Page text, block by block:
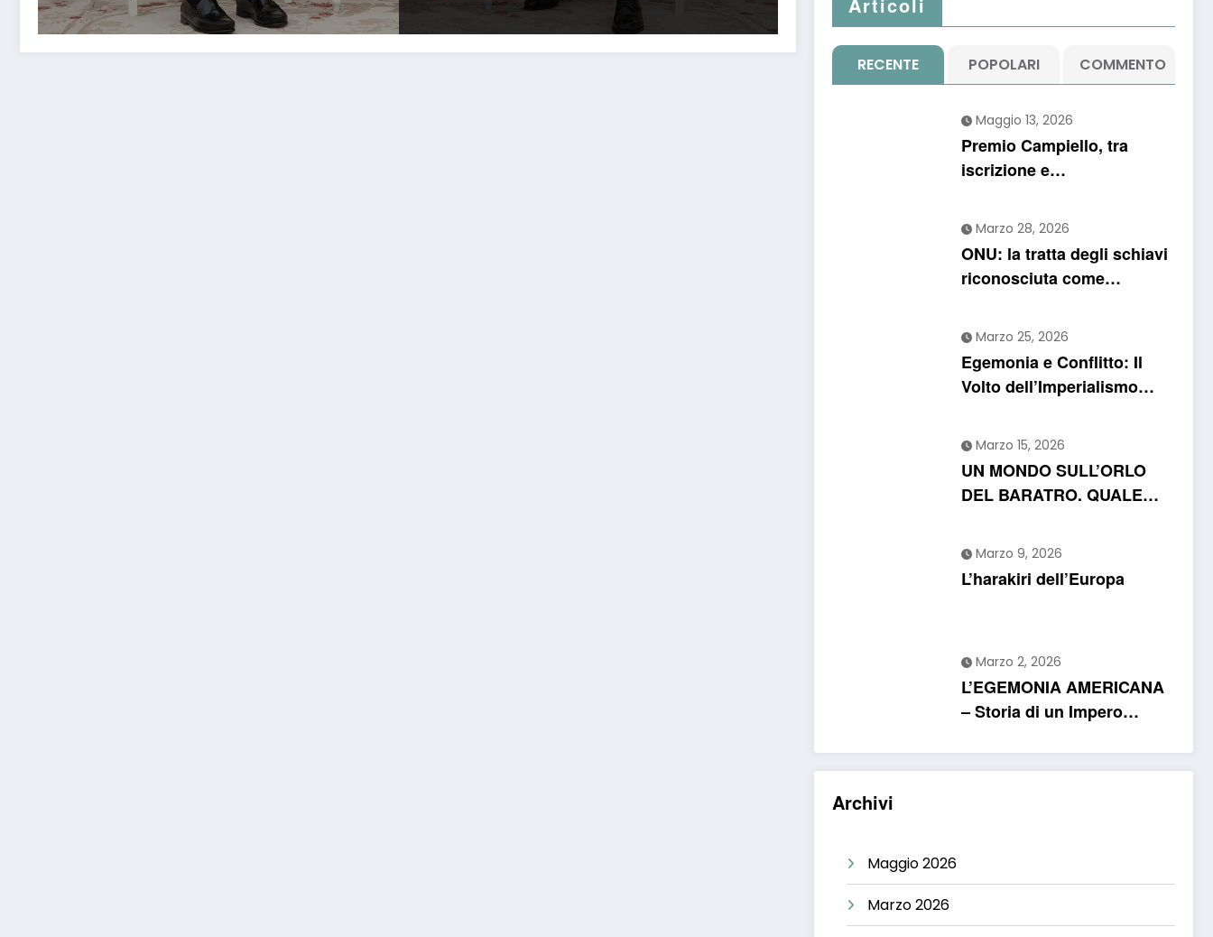
RECENTE POPOLARI COMMENTO
Maggio 13, 2026
Premio Campiello, tra
iscrizione e
regolamento che confonde
più che chiarire
Marzo 28, 2026
ONU: la tratta degli schiavi
riconosciuta come
l’umanità”. Si riapre il
dossier riparazioni
Marzo 25, 2026
Egemonia e Conflitto: Il
Volto dell’Imperialismo
Marzo 15, 2026
UN MONDO SULL’ORLO
DEL BARATRO. QUALE
Marzo 9, 2026
L’harakiri dell’Europa
Marzo 2, 2026
L’EGEMONIA AMERICANA
– Storia di un Impero
Archivi
Maggio 2026
Marzo 2026